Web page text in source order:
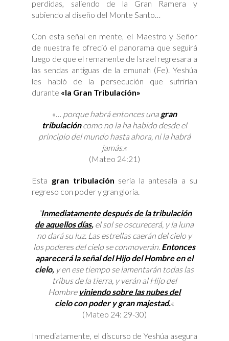
perdidas, saliendo de la Gran Ramera y
subiendo al diseño del Monte Santo…
Con esta señal en mente, el Maestro y Señor
de nuestra fe ofreció el panorama que seguirá
luego de que el remanente de Israel regresara a
las sendas antiguas de la emunah (Fe). Yeshúa
les habló de la persecución que sufrirían
durante «la Gran Tribulación»
«… porque habrá entonces unagran
tribulacióncomo no la ha habido desde el
principio del mundo hasta ahora, ni la habrá
jamás.«
(Mateo 24:21)
Esta gran tribulación sería la antesala a su
regreso con poder y gran gloria.
“Inmediatamente después de la tribulación
de aquellos días, el sol se oscurecerá, y la luna
no dará su luz. Las estrellas caerán del cielo y
los poderes del cielo se conmoverán. Entonces
aparecerá la señal del Hijo del Hombre en el
cielo, y en ese tiempo se lamentarán todas las
tribus de la tierra, y verán al Hijo del
Hombre viniendo sobre las nubes del
cielocon poder y gran majestad.«
(Mateo 24: 29-30)
Inmediatamente, el discurso de Yeshúa asegura